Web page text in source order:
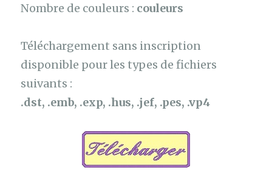
Nombre de couleurs : couleurs
Téléchargement sans inscription
disponible pour les types de fichiers
suivants :
.dst, .emb, .exp, .hus, .jef, .pes, .vp4